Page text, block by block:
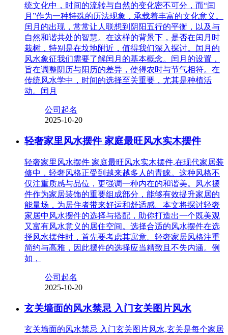
统文化中，时间的流转与自然的变化密不可分，而“闰
月”作为一种特殊的历法现象，承载着丰富的文化意义。
闰月的出现，常常让人联想到阴阳五行的平衡，以及与
自然和谐共处的智慧。在这样的背景下，是否在闰月时
栽树，特别是在坟地附近，值得我们深入探讨。闰月的
风水象征我们需要了解闰月的基本概念。闰月的设置，
旨在调整阴历与阳历的差异，使得农时与节气相符。在
传统风水学中，时间的选择至关重要，尤其是种植活
动。闰月
公司起名
2025-10-20
轻奢家里风水摆件 家庭最旺风水实木摆件
轻奢家里风水摆件 家庭最旺风水实木摆件,在现代家居装
修中，轻奢风格正受到越来越多人的青睐。这种风格不
仅注重质感与品位，更强调一种内在的和谐美。风水摆
件作为家居装饰的重要组成部分，能够有效提升家居的
能量场，为居住者带来好运和舒适感。本文将探讨轻奢
家居中风水摆件的选择与搭配，助你打造出一个既美观
又富有风水意义的居住空间。选择合适的风水摆件在选
择风水摆件时，首先要考虑其寓意。轻奢家居风格注重
简约与高雅，因此摆件的选择应当精致且不失内涵。例
如，
公司起名
2025-10-20
玄关墙面的风水禁忌 入门玄关图片风水
玄关墙面的风水禁忌 入门玄关图片风水,玄关是每个家居